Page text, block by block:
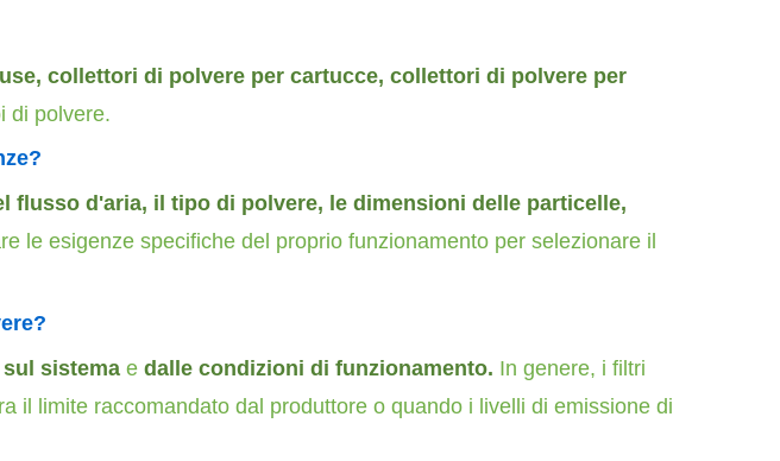
collettori di polvere per cartucce, collettori di polvere per
di polvere.
flusso d'aria, il tipo di polvere, le dimensioni delle particelle,
le esigenze specifiche del proprio funzionamento per selezionare il
sistema e dalle condizioni di funzionamento. In genere, i filtri
il limite raccomandato dal produttore o quando i livelli di emissione di